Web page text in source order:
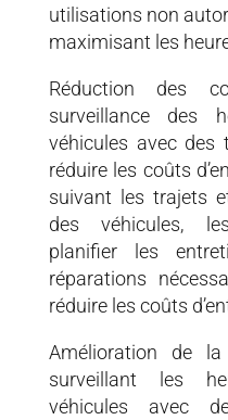
utilisations non
maximisant les
Réduction des
surveillance des
véhicules avec des
réduire les coûts
suivant les trajets
des véhicules,
planifier les
réparations
réduire les coûts
Amélioration de
surveillant les
véhicules avec